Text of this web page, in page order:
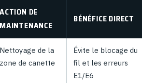
ACTION DE
MAINTENANCE
BÉNÉFICE DIRECT
Nettoyage de la
zone de canette
Évite le blocage du
fil et les erreurs
E1/E6